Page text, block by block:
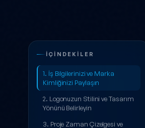
İÇINDEKILER
1. İş Bilgilerinizi ve Marka
Kimliğinizi Paylaşın
2. Logonuzun Stilini ve Tasarım
Yönünü Belirleyin
3. Proje Zaman Çizelgesi ve